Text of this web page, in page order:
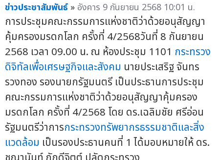
ข่าวประชาสัมพันธ์ » อังคาร 9 กันยายน 2568 10:01 น.
การประชุมคณะกรรมการแห่งชาติว่าด้วยอนุสัญญา
คุ้มครองมรดกโลก ครั้งที่ 4/2568วันที่ 8 กันยายน
2568 เวลา 09.00 น. ณ ห้องประชุม 1101 กระทรวง
ดิจิทัลเพื่อเศรษฐกิจและสังคม นายประเสริฐ จันทร
รวงทอง รองนายกรัฐมนตรี เป็นประธานการประชุม
คณะกรรมการแห่งชาติว่าด้วยอนุสัญญาคุ้มครอง
มรดกโลก ครั้งที่ 4/2568 โดย ดร.เฉลิมชัย ศรีอ่อน
รัฐมนตรีว่าการกระทรวงทรัพยากรธรรมชาติและสิ่ง
แวดล้อม เป็นรองประธานคนที่ 1 ได้มอบหมายให้ ดร.